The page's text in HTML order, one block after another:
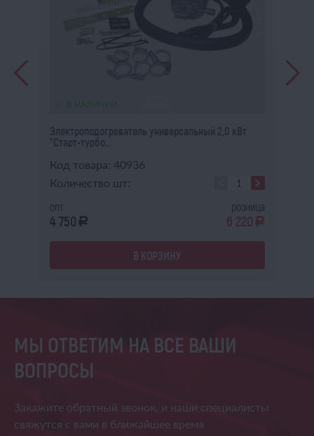
В НАЛИЧИИ
Электроподогреватель универсальный 2,0 кВт
"Старт-турбо...
Код товара: 40936
Количество шт:
опт
4 750 a
розница
6 220 a
В КОРЗИНУ
МЫ ОТВЕТИМ НА ВСЕ ВАШИ
ВОПРОСЫ
Закажите обратный звонок, и наши специалисты
свяжутся с вами в ближайшее время